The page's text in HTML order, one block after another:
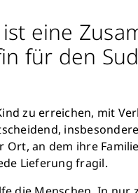
eine
für den
zu erreichen, mit
an dem ihre
Lieferung fragil.